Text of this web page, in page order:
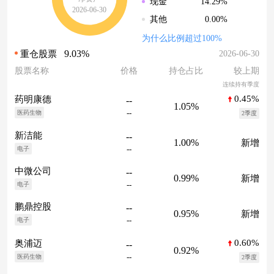
2026-06-30
其他
0.00%
为什么比例超过100%
重仓股票 9.03%
2026-06-30
股票名称
价格 持仓占比 较上期
连续持有季度
药明康德
医药生物
--
--
1.05%
0.45%
2季度
新洁能
电子
--
--
1.00% 新增
中微公司
电子
--
--
0.99% 新增
鹏鼎控股
电子
--
--
0.95% 新增
奥浦迈
医药生物
--
--
0.92%
0.60%
2季度